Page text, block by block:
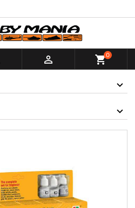
 shopping_cart0